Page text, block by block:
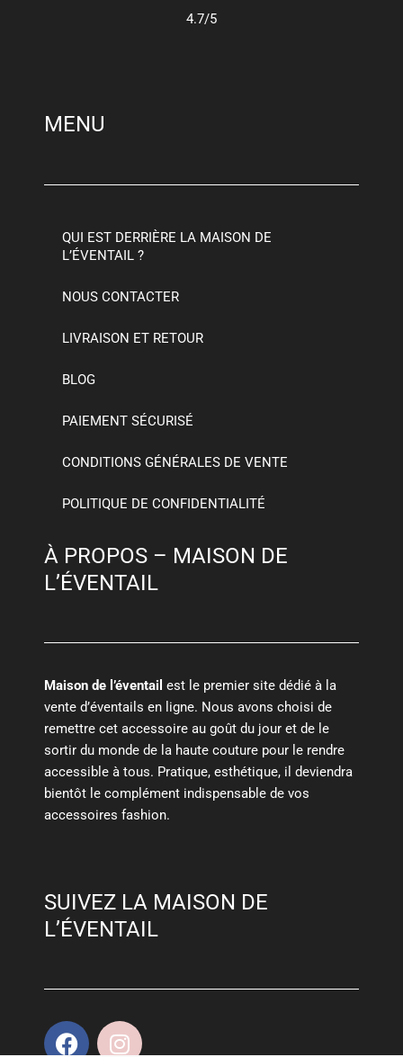
4.7/5
MENU
QUI EST DERRIÈRE LA MAISON DE
L’ÉVENTAIL ?
NOUS CONTACTER
LIVRAISON ET RETOUR
BLOG
PAIEMENT SÉCURISÉ
CONDITIONS GÉNÉRALES DE VENTE
POLITIQUE DE CONFIDENTIALITÉ
À PROPOS – MAISON DE
L’ÉVENTAIL
Maison de l’éventail est le premier site dédié à la
vente d’éventails en ligne. Nous avons choisi de
remettre cet accessoire au goût du jour et de le
sortir du monde de la haute couture pour le rendre
accessible à tous. Pratique, esthétique, il deviendra
bientôt le complément indispensable de vos
accessoires fashion.
SUIVEZ LA MAISON DE
L’ÉVENTAIL
F
I